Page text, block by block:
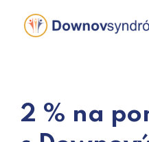
Skip
2 % na